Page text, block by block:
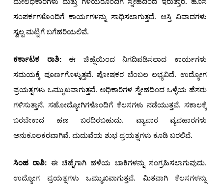
ಸಂಪರ್ಕಗಳೊಂದಿಗೆ ಕಾರ್ಯಗಳನ್ನು ಸಾಧಿಸಲಾಗುತ್ತದೆ. ಆಸ್ತಿ ವಿವಾದಗಳು
ಸ್ವಲ್ಪ ಮಟ್ಟಿಗೆ ಬಗೆಹರಿಯಲಿವೆ.
ಕರ್ಕಾಟಕ ರಾಶಿ:ಈ ಚಿಹ್ನೆಯಿಂದ ನಿಗದಿಪಡಿಸಲಾದ ಕಾರ್ಯಗಳು
ಸಮಯಕ್ಕೆ ಪೂರ್ಣಗೊಳ್ಳುತ್ತವೆ. ಪೋಷಕರ ಬೆಂಬಲ ಲಭ್ಯವಿದೆ. ಉದ್ಯೋಗ
ಪ್ರಯತ್ನಗಳು ಒಮ್ಮುಖವಾಗುತ್ತವೆ. ಅಧಿಕಾರಿಗಳ ಸ್ನೇಹದಿಂದ ಒಳ್ಳೆಯ ಹೆಸರು
ಗಳಿಸುತ್ತಾನೆ. ಸಹೋದ್ಯೋಗಿಗಳೊಂದಿಗೆ ಕೆಲಸಗಳು ನಡೆಯುತ್ತವೆ. ಸಕಾಲಕ್ಕೆ
ಬರಬೇಕಾದ ಹಣ ಬರದಿರಬಹುದು. ವ್ಯಾಪಾರ ವ್ಯವಹಾರಗಳು
ಅನುಕೂಲಕರವಾಗಿವೆ. ಮದುವೆಯ ಶುಭ ಪ್ರಯತ್ನಗಳು ಕೂಡಿ ಬರಲಿವೆ.
ಸಿಂಹ ರಾಶಿ: ಈ ಚಿಹ್ನೆಗಾಗಿ ಹಳೆಯ ಬಾಕಿಗಳನ್ನು ಸಂಗ್ರಹಿಸಲಾಗುವುದು.
ಉದ್ಯೋಗ ಪ್ರಯತ್ನಗಳು ಒಮ್ಮುಖವಾಗುತ್ತವೆ. ಮಿತವಾಗಿ ಕೆಲಸಗಳನ್ನು